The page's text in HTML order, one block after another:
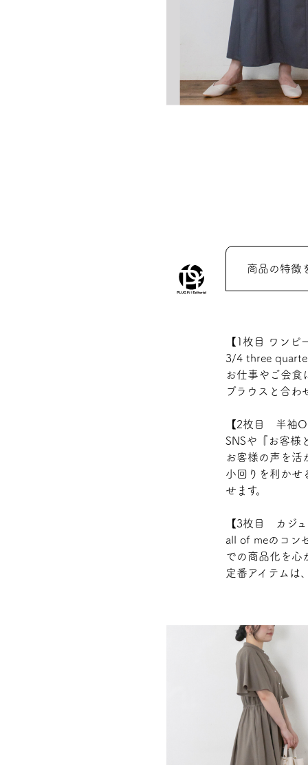
商品の特徴
【1枚目 ワンピ
3/4 three
お仕事やご会食
ブラウスと合わ
【2枚目 半袖
SNSや『お客様
お客様の声を活
小回りを利かせ
せます。
【3枚目 カジュ
all of meのコン
での商品化を心
定番アイテムは